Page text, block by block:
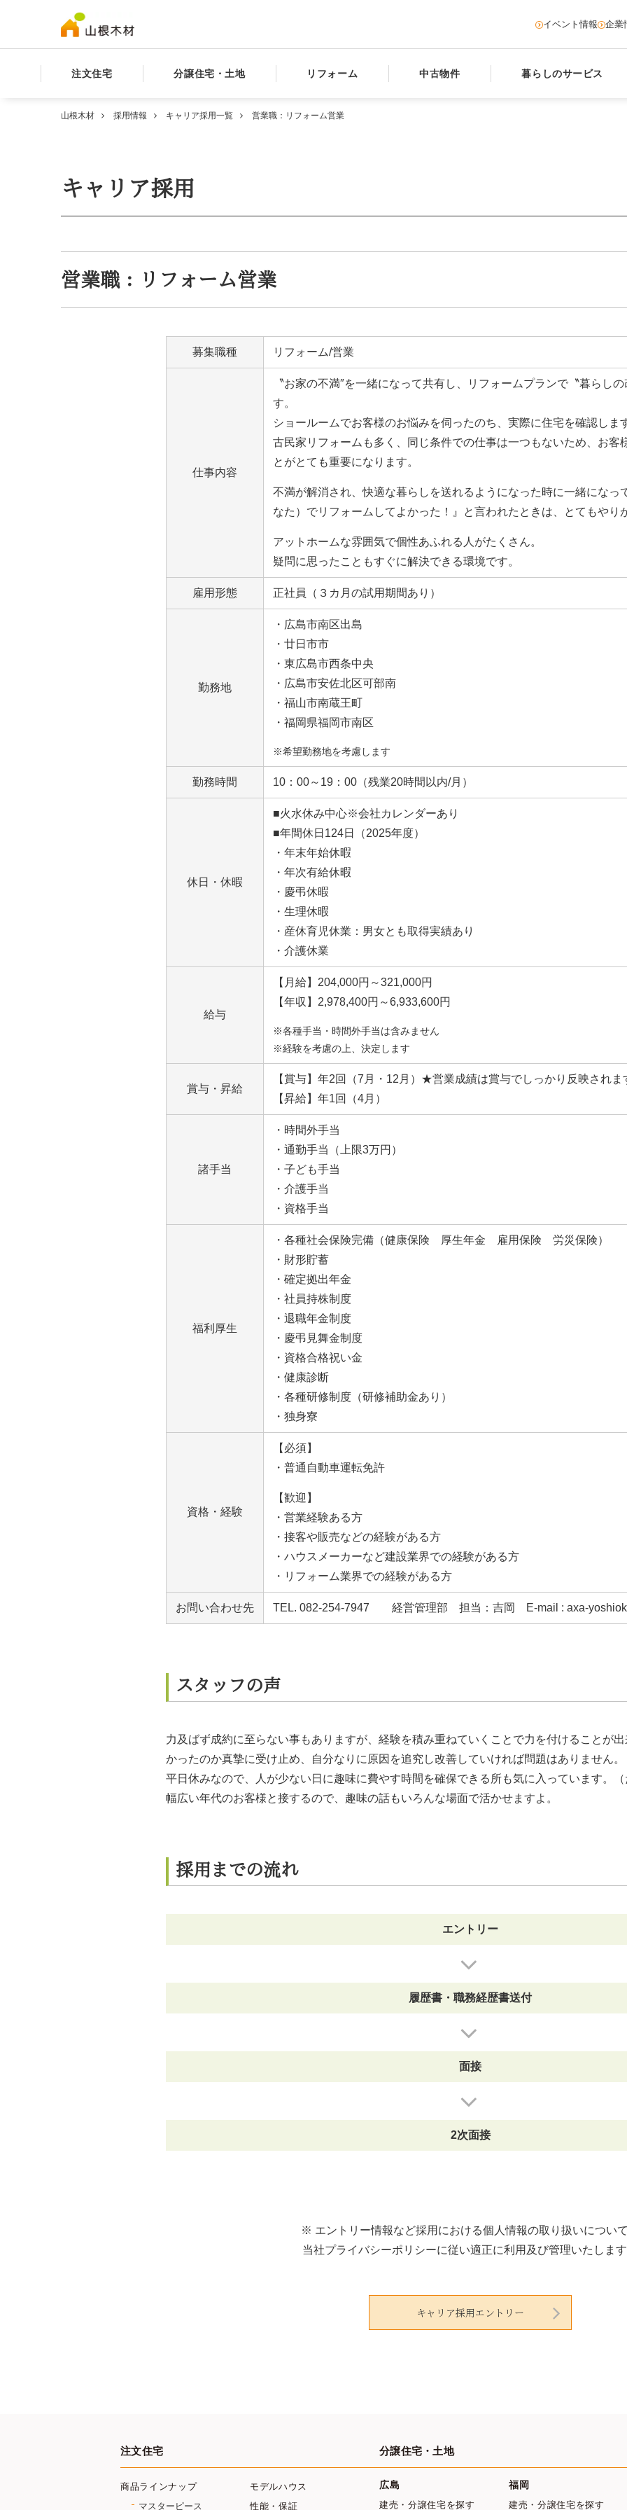
イベント情報 企業
注文住宅 分譲住宅・土地 リフォーム 中古物件 暮らしのサービス
山根木材 採用情報 キャリア採用一覧 営業職：リフォーム営業
キャリア採用
営業職：リフォーム営業
募集職種 リフォーム/営業
仕事内容
〝お家の不満″を一緒になって共有し、リフォームプランで〝暮らし
す。
ショールームでお客様のお悩みを伺ったのち、実際に住宅を確認しま
古民家リフォームも多く、同じ条件での仕事は一つもないため、お客
とがとても重要になります。
不満が解消され、快適な暮らしを送れるようになった時に一緒になっ
なた）でリフォームしてよかった！』と言われたときは、とてもやり
アットホームな雰囲気で個性あふれる人がたくさん。
疑問に思ったこともすぐに解決できる環境です。
雇用形態 正社員（３カ月の試用期間あり）
勤務地
・広島市南区出島
・廿日市市
・東広島市西条中央
・広島市安佐北区可部南
・福山市南蔵王町
・福岡県福岡市南区
※希望勤務地を考慮します
勤務時間 10：00～19：00（残業20時間以内/月）
休日・休暇
■火水休み中心※会社カレンダーあり
■年間休日124日（2025年度）
・年末年始休暇
・年次有給休暇
・慶弔休暇
・生理休暇
・産休育児休業：男女とも取得実績あり
・介護休業
給与
【月給】204,000円～321,000円
【年収】2,978,400円～6,933,600円
※各種手当・時間外手当は含みません
※経験を考慮の上、決定します
賞与・昇給
【賞与】年2回（7月・12月）★営業成績は賞与でしっかり反映され
【昇給】年1回（4月）
諸手当
・時間外手当
・通勤手当（上限3万円）
・子ども手当
・介護手当
・資格手当
福利厚生
・各種社会保険完備（健康保険 厚生年金 雇用保険 労災保険）
・財形貯蓄
・確定拠出年金
・社員持株制度
・退職年金制度
・慶弔見舞金制度
・資格合格祝い金
・健康診断
・各種研修制度（研修補助金あり）
・独身寮
資格・経験
【必須】
・普通自動車運転免許
【歓迎】
・営業経験ある方
・接客や販売などの経験がある方
・ハウスメーカーなど建設業界での経験がある方
・リフォーム業界での経験がある方
お問い合わせ先 TEL. 082-254-7947 経営管理部 担当：吉岡 E-mail : axa-
スタッフの声
力及ばず成約に至らない事もありますが、経験を積み重ねていくことで力を付けることが
かったのか真摯に受け止め、自分なりに原因を追究し改善していければ問題はありません。
平日休みなので、人が少ない日に趣味に費やす時間を確保できる所も気に入っています。
幅広い年代のお客様と接するので、趣味の話もいろんな場面で活かせますよ。
採用までの流れ
エントリー
履歴書・職務経歴書送付
面接
2次面接
※ エントリー情報など採用における個人情報の取り扱いについ
当社プライバシーポリシーに従い適正に利用及び管理いたしま
キャリア採用エントリー
注文住宅
商品ラインナップ
マスターピース
モデルハウス
性能・保証
分譲住宅・土地
広島
建売・分譲住宅を探す
福岡
建売・分譲住宅を探す